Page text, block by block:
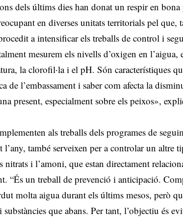
dels últims dies han donat un respir en
en diverses unitats territorials pel que,
a intensificar els treballs de control i
mesurem els nivells d’oxigen en l’aigua,
la clorofil·la i el pH. Són característiques
de l’embassament i saber com afecta la
present, especialment sobre els peixos»,
als treballs dels programes de
també serveixen per a controlar un altre
i l’amoni, que estan directament
“És un treball de prevenció i anticipació.
molta aigua durant els últims mesos, però
que abans. Per tant, l’objectiu és